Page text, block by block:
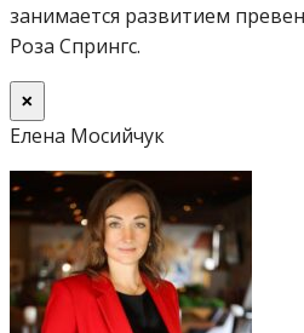
занимается развитием
Роза Спрингс.
×
Елена Мосийчук